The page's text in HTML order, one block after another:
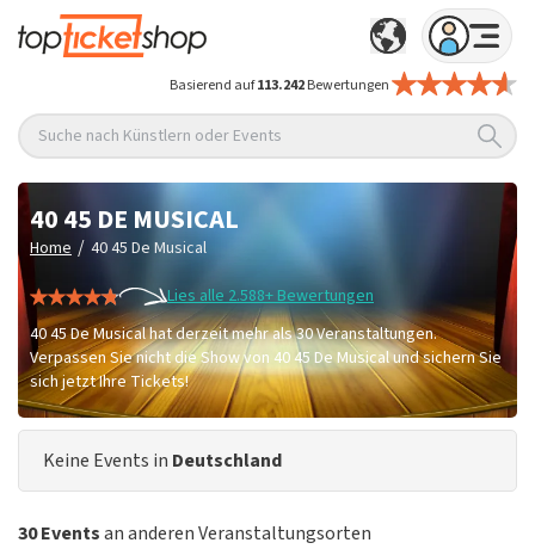
Basierend auf113.242Bewertungen
Suche nach Künstlern oder Events
40 45 DE MUSICAL
Home / 40 45 De Musical
Lies alle 2.588+ Bewertungen
40 45 De Musical hat derzeit mehr als 30 Veranstaltungen.
Verpassen Sie nicht die Show von 40 45 De Musical und sichern Sie
sich jetzt Ihre Tickets!
Keine Events in Deutschland
30 Eventsan anderen Veranstaltungsorten